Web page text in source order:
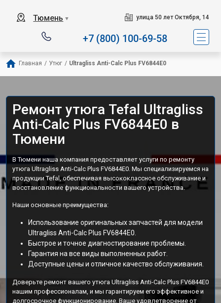
Тюмень ▼ улица 50 лет Октября, 14
+7 (800) 100-69-58
Главная / Утюг / Ultragliss Anti-Calc Plus FV6844E0
Ремонт утюга Tefal Ultragliss
Anti-Calc Plus FV6844E0 в
Тюмени
В Тюмени наша компания предоставляет услуги по ремонту
утюга Ultragliss Anti-Calc Plus FV6844E0. Мы специализируемся на
продукции Tefal, обеспечивая высококлассное обслуживание и
восстановление функциональности вашего устройства.
Наши основные преимущества:
Использование оригинальных запчастей для модели
Ultragliss Anti-Calc Plus FV6844E0.
Быстрое и точное диагностирование проблемы.
Гарантия на все виды выполненных работ.
Доступные цены и отличное качество обслуживания.
Доверьте ремонт вашего утюга Ultragliss Anti-Calc Plus FV6844E0
нашим профессионалам, и мы гарантируем его эффективное и
долгосрочное функционирование. Ваше удовлетворение от